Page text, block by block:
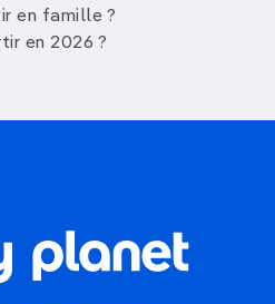
en famille ?
en 2026 ?